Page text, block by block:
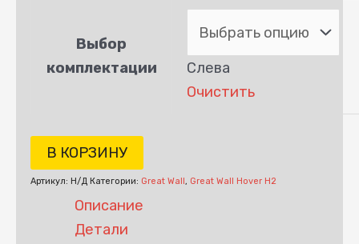
Выбор
комплектации
Слева
Очистить
В КОРЗИНУ
Артикул: Н/Д Категории: Great Wall, Great Wall Hover H2
Описание
Детали